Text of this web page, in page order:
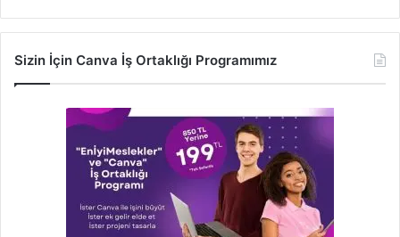
Sizin İçin Canva İş Ortaklığı Programımız